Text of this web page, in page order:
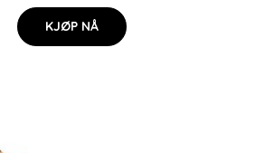
KJØP NÅ